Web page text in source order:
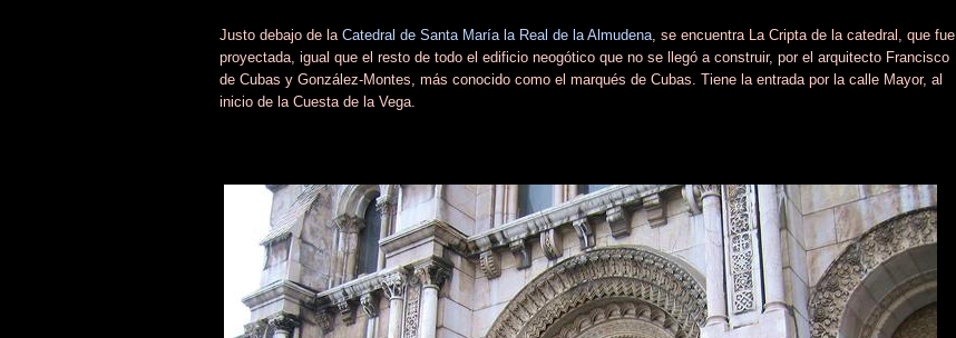
Justo debajo de la Catedral de Santa María la Real de la Almudena , se encuentra La Cripta de la catedral, que fue
proyectada, igual que el resto de todo el edificio neogótico que no se llegó a construir, por el arquitecto Francisco
de Cubas y González-Montes, más conocido como el marqués de Cubas. Tiene la entrada por la calle Mayor, al
inicio de la Cuesta de la Vega.